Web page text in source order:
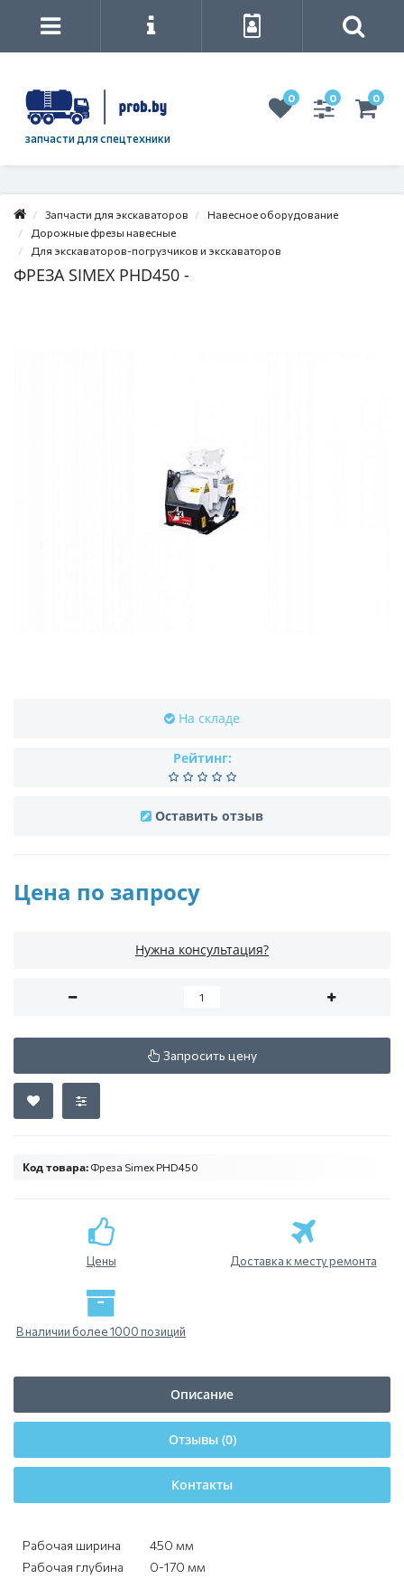
запчасти для спецтехники
0 0 0
Запчасти для экскаваторов
Навесное оборудование
Дорожные фрезы навесные
Для экскаваторов-погрузчиков и экскаваторов
ФРЕЗА SIMEX PHD450 -
На складе
Рейтинг:
Оставить отзыв
Цена по запросу
Нужна консультация?
Запросить цену
Код товара: Фреза Simex PHD450
Цены Доставка к месту ремонта
В наличии более 1000 позиций
Описание
Отзывы (0)
Контакты
Рабочая ширина
450 мм
Рабочая глубина
0-170 мм